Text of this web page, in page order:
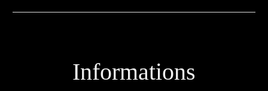
Informations